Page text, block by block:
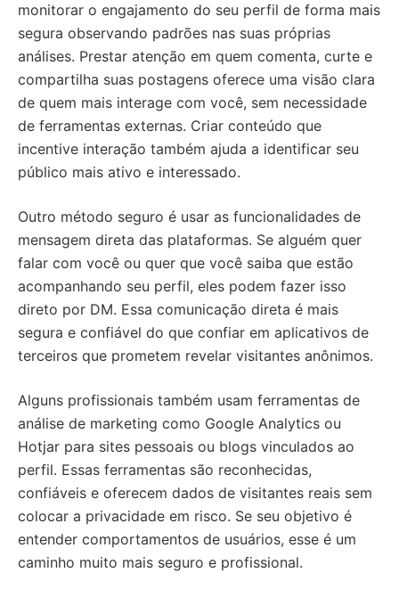
monitorar o engajamento do seu perfil de forma mais
segura observando padrões nas suas próprias
análises. Prestar atenção em quem comenta, curte e
compartilha suas postagens oferece uma visão clara
de quem mais interage com você, sem necessidade
de ferramentas externas. Criar conteúdo que
incentive interação também ajuda a identificar seu
público mais ativo e interessado.
Outro método seguro é usar as funcionalidades de
mensagem direta das plataformas. Se alguém quer
falar com você ou quer que você saiba que estão
acompanhando seu perfil, eles podem fazer isso
direto por DM. Essa comunicação direta é mais
segura e confiável do que confiar em aplicativos de
terceiros que prometem revelar visitantes anônimos.
Alguns profissionais também usam ferramentas de
análise de marketing como Google Analytics ou
Hotjar para sites pessoais ou blogs vinculados ao
perfil. Essas ferramentas são reconhecidas,
confiáveis e oferecem dados de visitantes reais sem
colocar a privacidade em risco. Se seu objetivo é
entender comportamentos de usuários, esse é um
caminho muito mais seguro e profissional.